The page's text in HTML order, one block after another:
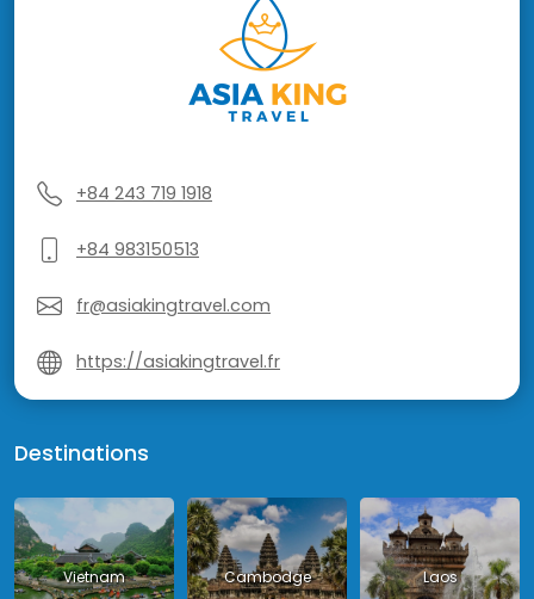
+84 243 719 1918
+84 983150513
fr@asiakingtravel.com
https://asiakingtravel.fr
Destinations
Vietnam Cambodge Laos